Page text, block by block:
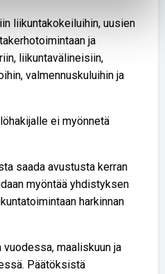
liikuntakokeiluihin, uusien
ja
liikuntavälineisiin,
valmennuskuluihin ja
ei myönnetä
saada avustusta kerran
myöntää yhdistyksen
harkinnan
maaliskuun ja
Päätöksistä